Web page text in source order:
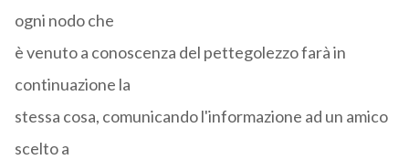
ogni nodo che
è venuto a conoscenza del pettegolezzo farà in
continuazione la
stessa cosa, comunicando l'informazione ad un amico
scelto a